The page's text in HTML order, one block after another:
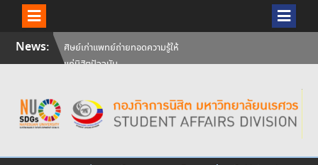
SkipNews:
วันคล้ายวันสถาปนามหาวิทยาลัย
นเรศวร ครบรอบ 36 ปี 29
สัมภาษณ์นิสิตเพื่อพิจารณาเข้ารับ
ทุนการศึกษามหาวิทยาลัยนเรศวร
ประจำปีการศึกษา 256